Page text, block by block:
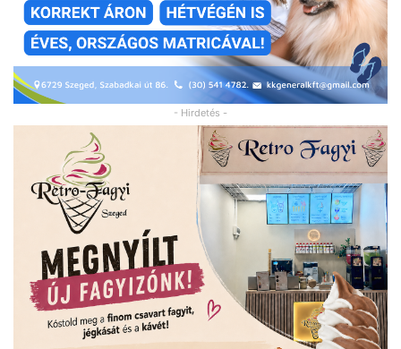
- Hirdetés -